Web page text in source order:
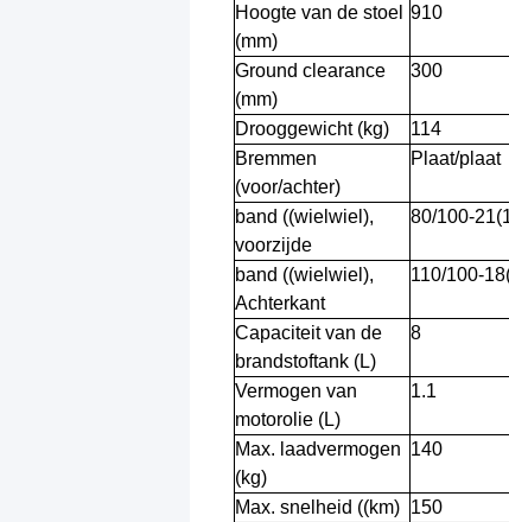
Hoogte van de stoel
(mm)
910
Ground clearance
(mm)
300
Drooggewicht (kg)
114
Bremmen
(voor/achter)
Plaat/plaat
band ((wielwiel),
voorzijde
80/100-
band ((wielwiel),
Achterkant
110/100-
Capaciteit van de
brandstoftank (L)
8
Vermogen van
motorolie (L)
1.1
Max. laadvermogen
(kg)
140
Max. snelheid ((km) 150